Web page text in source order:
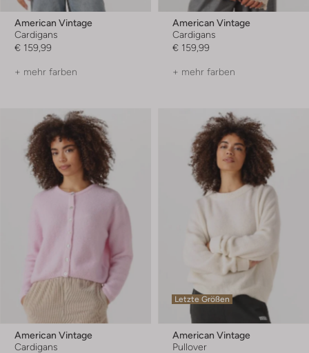
American Vintage
Cardigans
€ 159,99
+ mehr farben
American Vintage
Cardigans
€ 159,99
+ mehr farben
American Vintage
Cardigans
Letzte Größen
American Vintage
Pullover